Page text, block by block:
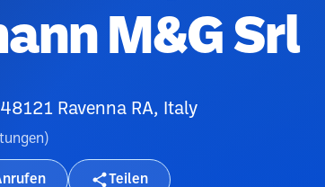
M&G Srl
Ravenna RA, Italy
)
Teilen